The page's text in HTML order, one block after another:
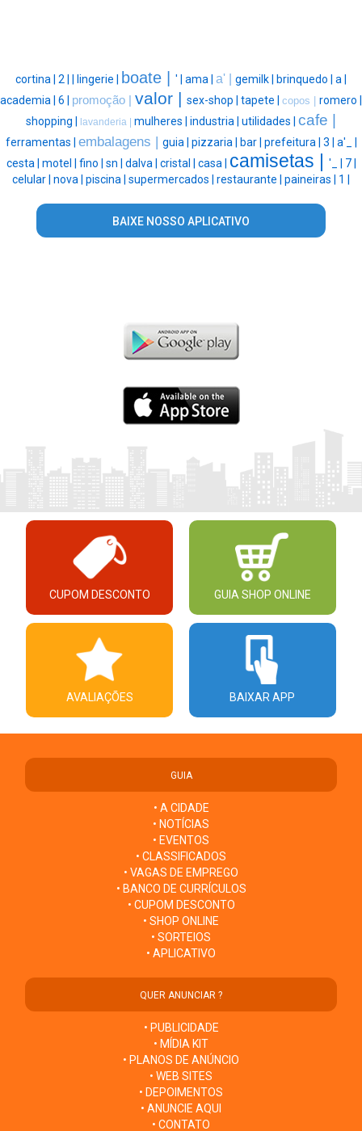
cortina | 2 | lingerie | boate | ' | ama | a' | gemilk | brinquedo | a |
academia | 6 | promoção | valor | sex-shop | tapete | copos | romero |
shopping |
lavanderia | mulheres | industria | utilidades | cafe |
ferramentas | embalagens | guia | pizzaria | bar | prefeitura | 3 | a'_ |
cesta | motel | fino | sn | dalva | cristal | casa | camisetas | '_ | 7 |
celular | nova | piscina | supermercados | restaurante | paineiras | 1 |
BAIXE NOSSO APLICATIVO
CUPOM DESCONTO GUIA SHOP ONLINE
AVALIAÇÕES BAIXAR APP
GUIA
• A CIDADE
• NOTÍCIAS
• EVENTOS
• CLASSIFICADOS
• VAGAS DE EMPREGO
• BANCO DE CURRÍCULOS
• CUPOM DESCONTO
• SHOP ONLINE
• SORTEIOS
• APLICATIVO
QUER ANUNCIAR ?
• PUBLICIDADE
• MÍDIA KIT
• PLANOS DE ANÚNCIO
• WEB SITES
• DEPOIMENTOS
• ANUNCIE AQUI
• CONTATO